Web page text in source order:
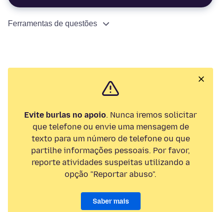
Ferramentas de questões
Evite burlas no apoio. Nunca iremos solicitar
que telefone ou envie uma mensagem de
texto para um número de telefone ou que
partilhe informações pessoais. Por favor,
reporte atividades suspeitas utilizando a
opção "Reportar abuso".
Saber mais